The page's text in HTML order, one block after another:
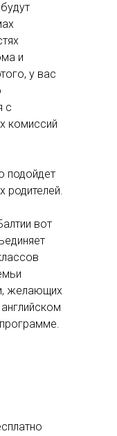
и
у вас
с
комиссий
подойдет
родителей.
вот
желающих